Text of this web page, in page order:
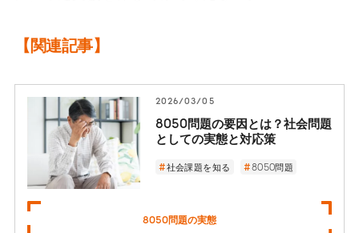
【関連記事】
2026/03/05
8050問題の要因とは？社会問題
としての実態と対応策
社会課題を知る 8050問題
8050問題の実態